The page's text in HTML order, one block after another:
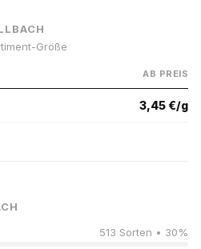
Größe
AB PREIS
3,45 €/g
513 Sorten • 30%